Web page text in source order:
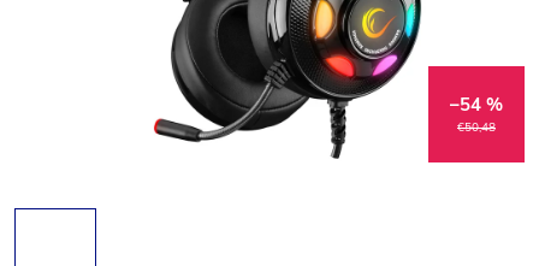
€50,48
–54 %